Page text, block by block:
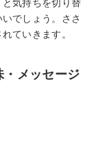
と気持ちを切り替
でしょう。ささ
ていきます。
・メッセージ